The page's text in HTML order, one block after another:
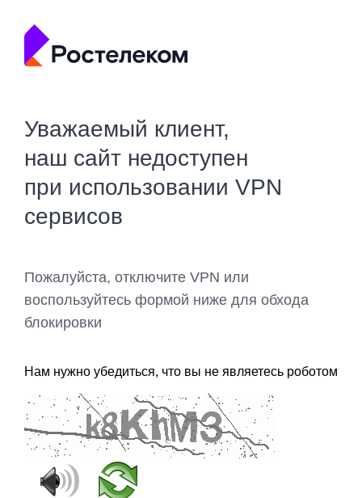
Уважаемый клиент,
наш сайт недоступен
при использовании VPN
сервисов
Пожалуйста, отключите VPN или
воспользуйтесь формой ниже для обхода
блокировки
Нам нужно убедиться, что вы не являетесь роботом